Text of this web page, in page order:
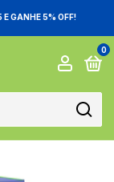
GANHE 5% OFF!
0